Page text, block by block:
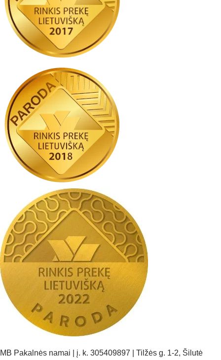
MB Pakalnės namai | į. k. 305409897 | Tilžės g. 1-2, Šilutė